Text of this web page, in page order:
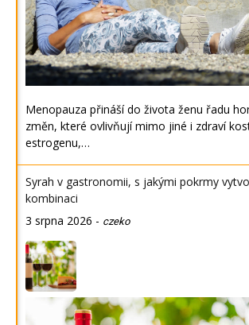
Menopauza přináší do života ženu řadu
změn, které ovlivňují mimo jiné i zdraví
estrogenu,…
Syrah v gastronomii, s jakými pokrmy
kombinaci
3 srpna 2026 - czeko